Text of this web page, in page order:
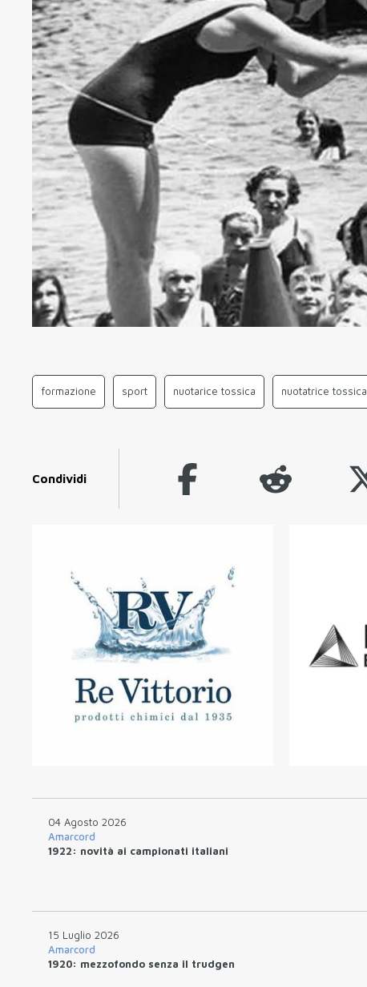
formazione sport nuotarice tossica nuotatrice tossica
Condividi
04 Agosto 2026
Amarcord
1922: novità ai campionati italiani
15 Luglio 2026
Amarcord
1920: mezzofondo senza il trudgen